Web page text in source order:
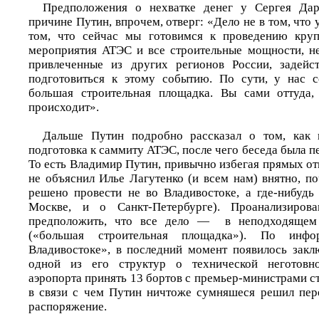
Предположения о нехватке денег у Сергея
причине Путин, впрочем, отверг: «Дело не в том, что
том, что сейчас мы готовимся к проведению
мероприятия АТЭС и все строительные мощности,
привлеченные из других регионов России,
подготовиться к этому событию. По сути, у нас
большая строительная площадка. Вы сами
происходит».
Дальше Путин подробно рассказал о том, как
подготовка к саммиту АТЭС, после чего беседа была
То есть Владимир Путин, привычно избегая прямых
не объяснил Илье Лагутенко (и всем нам) внятно,
решено провести не во Владивостоке, а где-
Москве, и о Санкт-Петербурге).
предположить, что все дело — в неподходящем
(«большая строительная площадка»). По
Владивостоке», в последний момент появилось
одной из его структур о технической
аэропорта принять 13 бортов с премьер-министрами
в связи с чем Путин ничтоже сумняшеся решил
распоряжение.